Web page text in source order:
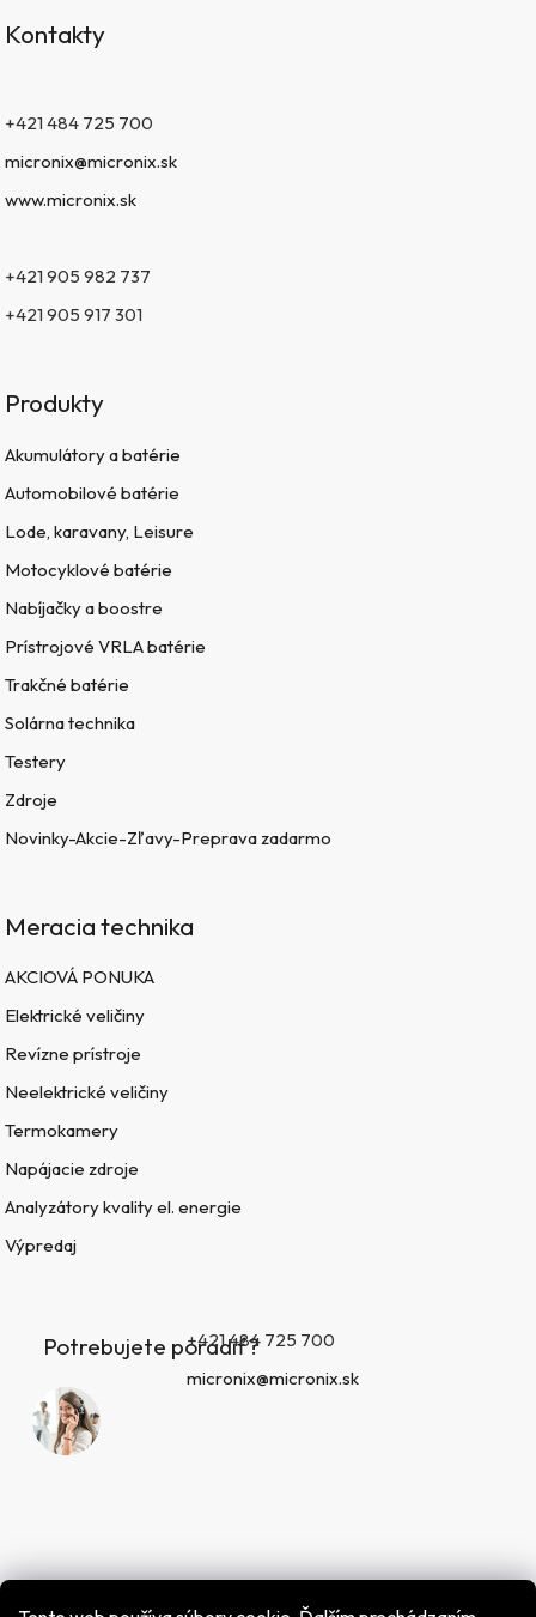
Kontakty
+421 484 725 700
micronix@micronix.sk
www.micronix.sk
+421 905 982 737
+421 905 917 301
Produkty
Akumulátory a batérie
Automobilové batérie
Lode, karavany, Leisure
Motocyklové batérie
Nabíjačky a boostre
Prístrojové VRLA batérie
Trakčné batérie
Solárna technika
Testery
Zdroje
Novinky-Akcie-Zľavy-Preprava zadarmo
Meracia technika
AKCIOVÁ PONUKA
Elektrické veličiny
Revízne prístroje
Neelektrické veličiny
Termokamery
Napájacie zdroje
Analyzátory kvality el. energie
Výpredaj
Potrebujete poradiť?+421 484 725 700
micronix@micronix.sk